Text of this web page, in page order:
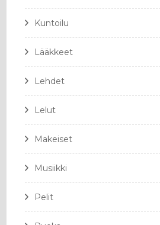
Kuntoilu
Lääkkeet
Lehdet
Lelut
Makeiset
Musiikki
Pelit